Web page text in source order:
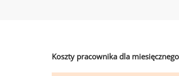
Koszty pracownika dla